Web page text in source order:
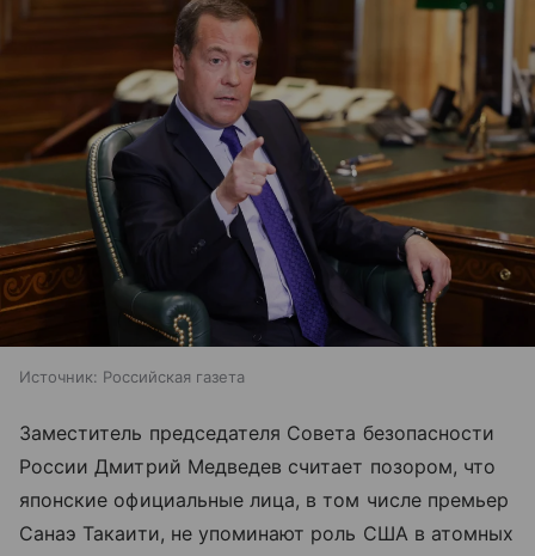
Источник: Российская газета
Заместитель председателя Совета безопасности
России Дмитрий Медведев считает позором, что
японские официальные лица, в том числе премьер
Санаэ Такаити, не упоминают роль США в атомных